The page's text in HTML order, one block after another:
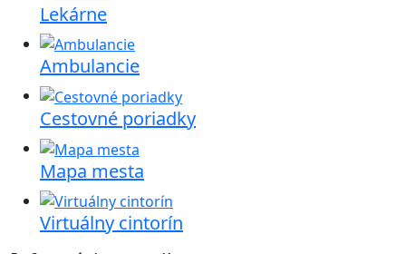
Lekárne
Ambulancie
Cestovné poriadky
Mapa mesta
Virtuálny cintorín